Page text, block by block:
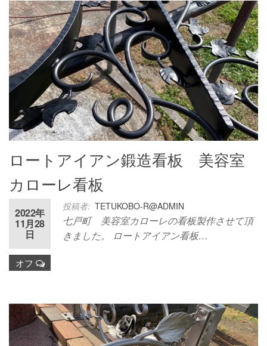
ロートアイアン鍛造看板 美容室
カローレ看板
投稿者: TETUKOBO-R@ADMIN
2022年
11月28
日
オフ
七戸町 美容室カローレの看板製作させて頂
きました。 ロートアイアン看板…